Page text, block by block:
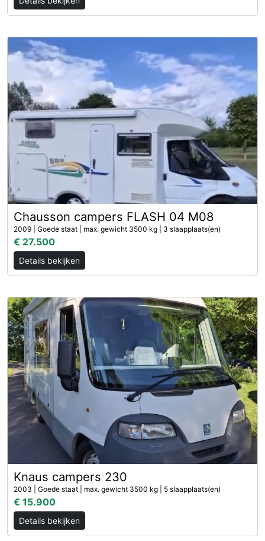
Chausson campers FLASH 04 M08
2009 | Goede staat | max. gewicht 3500 kg | 3 slaapplaats(en)
€ 27.500
Details bekijken
Knaus campers 230
2003 | Goede staat | max. gewicht 3500 kg | 5 slaapplaats(en)
€ 15.900
Details bekijken